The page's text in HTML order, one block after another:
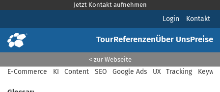
Jetzt Kontakt aufnehmen
Login Kontakt
TourReferenzenÜber UnsPreise
< zur Webseite
E-Commerce KI Content SEO Google Ads UX Tracking